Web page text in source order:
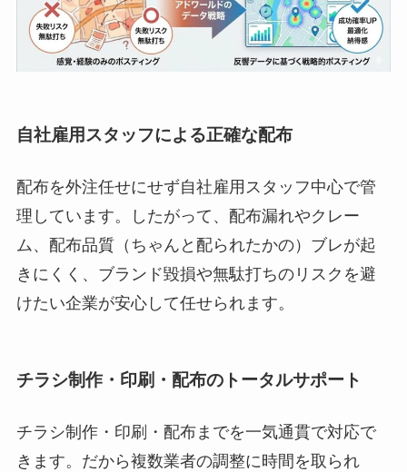
自社雇用スタッフによる正確な配布
配布を外注任せにせず自社雇用スタッフ中心で管
理しています。したがって、配布漏れやクレー
ム、配布品質（ちゃんと配られたかの）ブレが起
きにくく、ブランド毀損や無駄打ちのリスクを避
けたい企業が安心して任せられます。
チラシ制作・印刷・配布のトータルサポート
チラシ制作・印刷・配布までを一気通貫で対応で
きます。だから複数業者の調整に時間を取られ